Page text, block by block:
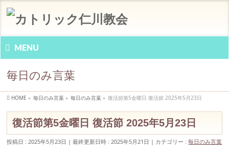
MENU
毎日のみ言葉
HOME » 毎日のみ言葉 » 毎日のみ言葉 » 復活節第5金曜日 復活節 2025年5月23日
復活節第5金曜日 復活節 2025年5月23日
投稿日 : 2025年5月23日 最終更新日時 : 2025年5月21日 カテゴリー :毎日のみ言葉